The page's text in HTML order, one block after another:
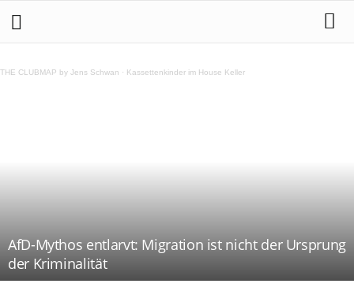
THE CLUBMAP by Jens Schwan · Kassettenkinder im House Keller
AfD-Mythos entlarvt: Migration ist nicht der Ursprung
der Kriminalität